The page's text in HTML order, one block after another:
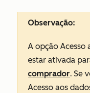
Observação:
A opção Acesso
estar ativada
comprador. Se
Acesso aos